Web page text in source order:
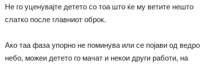
Не го уценувајте детето со тоа што ќе му ветите нешто
слатко после главниот оброк.
Ако таа фаза упорно не поминува или се појави од ведро
небо, можеи детето го мачат и некои други работи, на